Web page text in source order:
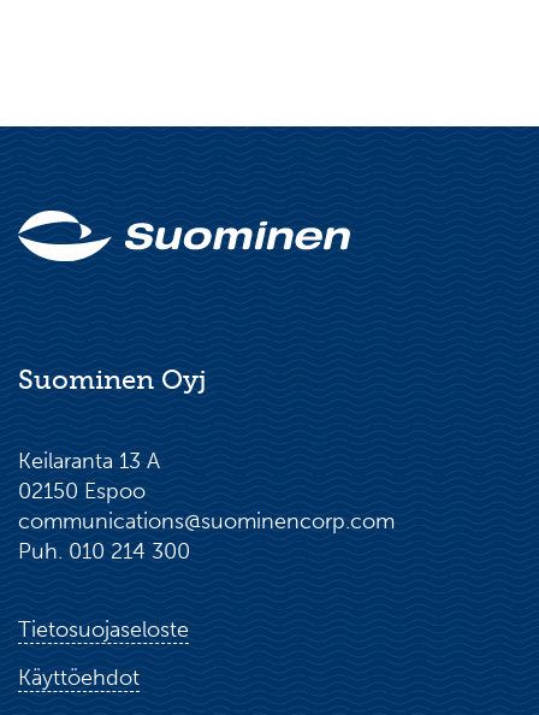
Suominen Oyj
Keilaranta 13 A
02150 Espoo
communications@suominencorp.com
Puh. 010 214 300
Tietosuojaseloste
Käyttöehdot